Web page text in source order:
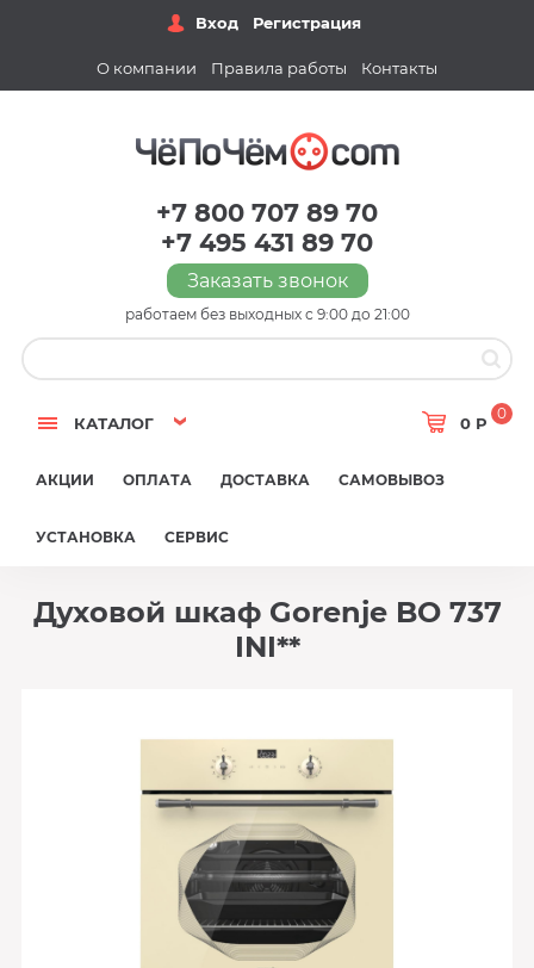
Вход Регистрация
О компании Правила работы Контакты
+7 800 707 89 70
+7 495 431 89 70
Заказать звонок
работаем без выходных с 9:00 до 21:00
КАТАЛОГ 0 Р
0
АКЦИИ ОПЛАТА ДОСТАВКА САМОВЫВОЗ
УСТАНОВКА СЕРВИС
Духовой шкаф Gorenje BO 737
INI**